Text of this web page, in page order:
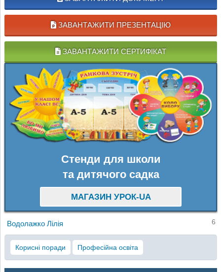
ЗАВАНТАЖИТИ ПРЕЗЕНТАЦІЮ
ЗАВАНТАЖИТИ СЕРТИФІКАТ
Стенди для школи
та дитячого садка
МАГАЗИН УРОК-UA
Водолажко Лілія 6
Корисні поради Професійна освіта